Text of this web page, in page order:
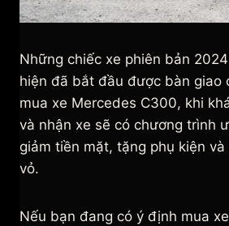
Những chiếc xe phiên bản
hiện đã bắt đầu được bàn giao
mua xe Mercedes C300, khi
và nhận xe sẽ có chương trình
giảm tiền mặt, tặng phụ kiện
vỏ.
Nếu bạn đang có ý định mua